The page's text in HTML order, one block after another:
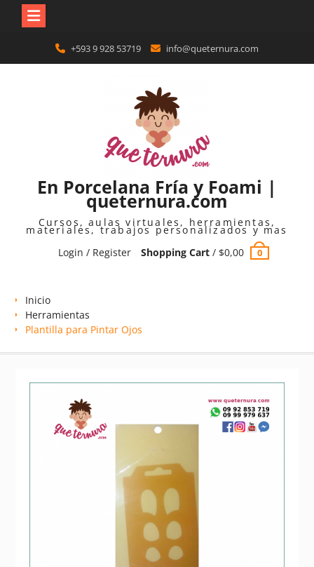
content
+593 9 928 53719 info@queternura.com
En Porcelana Fría y Foami |
queternura.com
Cursos, aulas virtuales, herramientas,
materiales, trabajos personalizados y mas
Login / Register
Shopping Cart/ $0,00 0
Inicio
Herramientas
Plantilla para Pintar Ojos